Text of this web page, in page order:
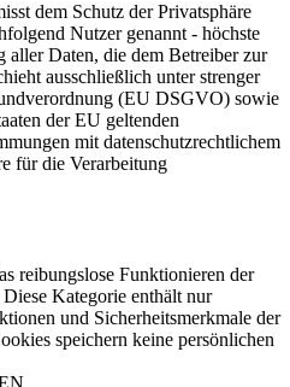
dem Schutz der Privatsphäre
Nutzer genannt - höchste
aller Daten, die dem Betreiber zur
ausschließlich unter strenger
(EU DSGVO) sowie
der EU geltenden
mit datenschutzrechtlichem
für die Verarbeitung
reibungslose Funktionieren der
Kategorie enthält nur
und Sicherheitsmerkmale der
speichern keine persönlichen